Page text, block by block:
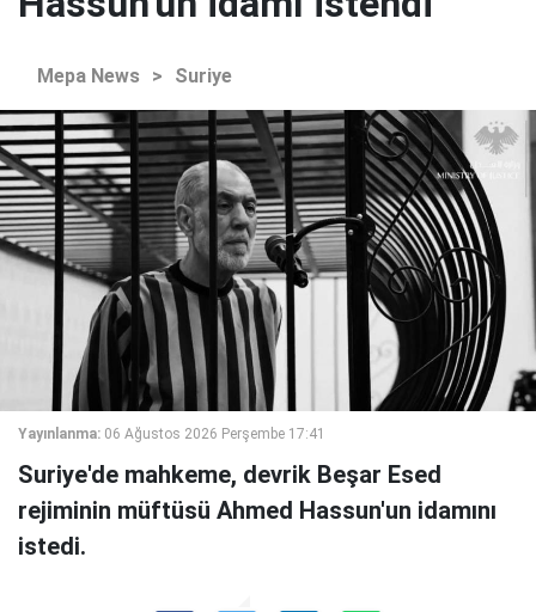
Mepa News > Suriye
Yayınlanma: 06 Ağustos 2026 Perşembe 17:41
Suriye'de mahkeme, devrik Beşar Esed
rejiminin müftüsü Ahmed Hassun'un idamını
istedi.